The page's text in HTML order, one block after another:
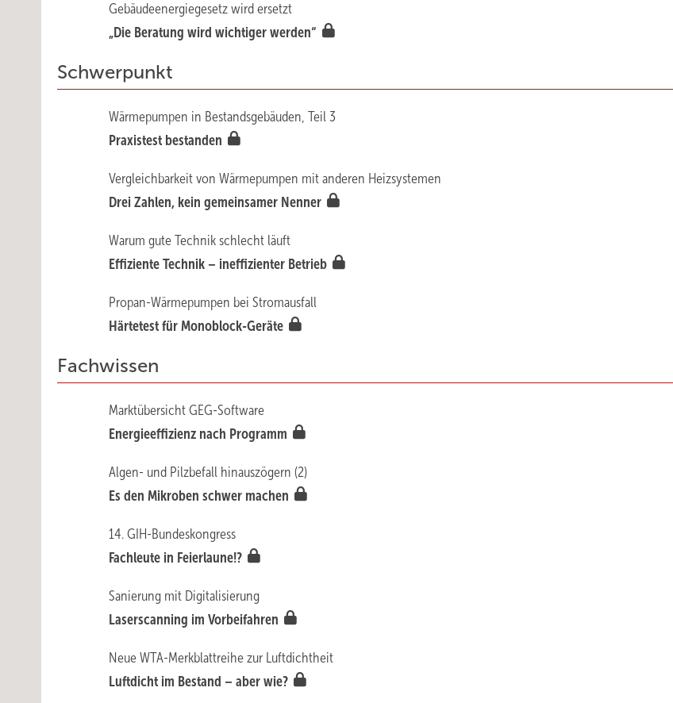
Gebäudeenergiegesetz wird ersetzt
„Die Beratung wird wichtiger werden“
Schwerpunkt
Wärmepumpen in Bestandsgebäuden, Teil 3
Praxistest bestanden
Vergleichbarkeit von Wärmepumpen mit anderen Heizsystemen
Drei Zahlen, kein gemeinsamer Nenner
Warum gute Technik schlecht läuft
Effiziente Technik – ineffizienter Betrieb
Propan-Wärmepumpen bei Stromausfall
Härtetest für Monoblock-Geräte
Fachwissen
Marktübersicht GEG-Software
Energieeffizienz nach Programm
Algen- und Pilzbefall hinauszögern (2)
Es den Mikroben schwer machen
14. GIH-Bundeskongress
Fachleute in Feierlaune!?
Sanierung mit Digitalisierung
Laserscanning im Vorbeifahren
Neue WTA-Merkblattreihe zur Luftdichtheit
Luftdicht im Bestand – aber wie?